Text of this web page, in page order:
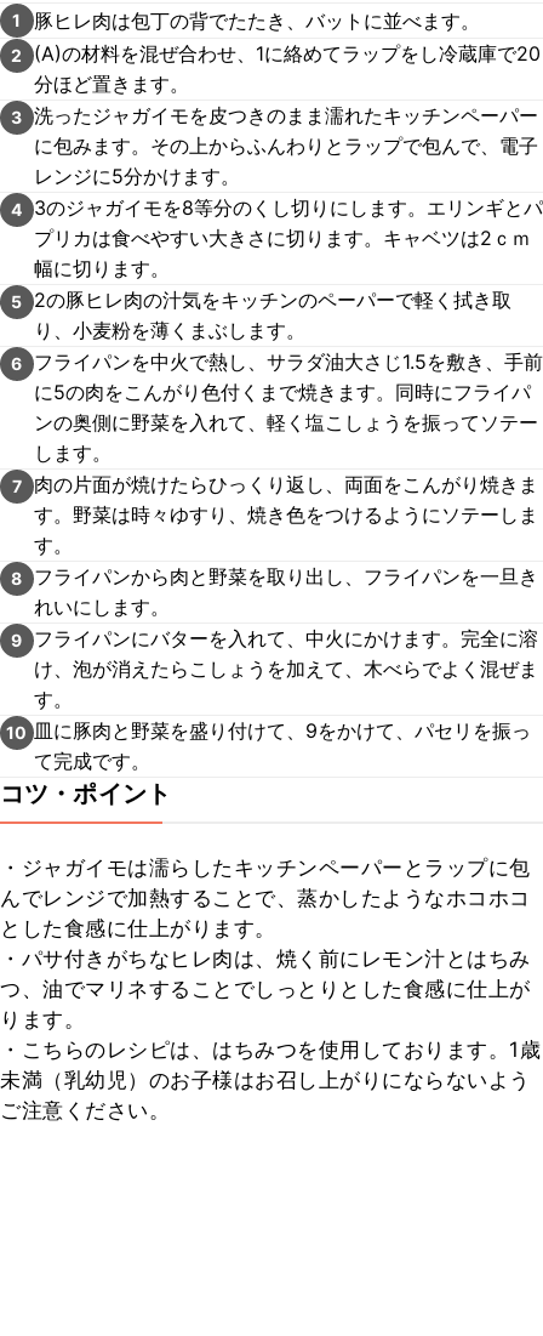
1 豚ヒレ肉は包丁の背でたたき、バットに並べます。
2
(A)の材料を混ぜ合わせ、1に絡めてラップをし冷蔵庫で20
分ほど置きます。
3 洗ったジャガイモを皮つきのまま濡れたキッチンペーパー
に包みます。その上からふんわりとラップで包んで、電子
レンジに5分かけます。
4
3のジャガイモを8等分のくし切りにします。エリンギとパ
プリカは食べやすい大きさに切ります。キャベツは2ｃｍ
幅に切ります。
5
2の豚ヒレ肉の汁気をキッチンのペーパーで軽く拭き取
り、小麦粉を薄くまぶします。
6
フライパンを中火で熱し、サラダ油大さじ1.5を敷き、手前
に5の肉をこんがり色付くまで焼きます。同時にフライパ
ンの奥側に野菜を入れて、軽く塩こしょうを振ってソテー
します。
7
肉の片面が焼けたらひっくり返し、両面をこんがり焼きま
す。野菜は時々ゆすり、焼き色をつけるようにソテーしま
す。
8
フライパンから肉と野菜を取り出し、フライパンを一旦き
れいにします。
9
フライパンにバターを入れて、中火にかけます。完全に溶
け、泡が消えたらこしょうを加えて、木べらでよく混ぜま
す。
10 皿に豚肉と野菜を盛り付けて、9をかけて、パセリを振っ
て完成です。
コツ・ポイント
・ジャガイモは濡らしたキッチンペーパーとラップに包
んでレンジで加熱することで、蒸かしたようなホコホコ
とした食感に仕上がります。
・パサ付きがちなヒレ肉は、焼く前にレモン汁とはちみ
つ、油でマリネすることでしっとりとした食感に仕上が
ります。
・こちらのレシピは、はちみつを使用しております。1歳
未満（乳幼児）のお子様はお召し上がりにならないよう
ご注意ください。